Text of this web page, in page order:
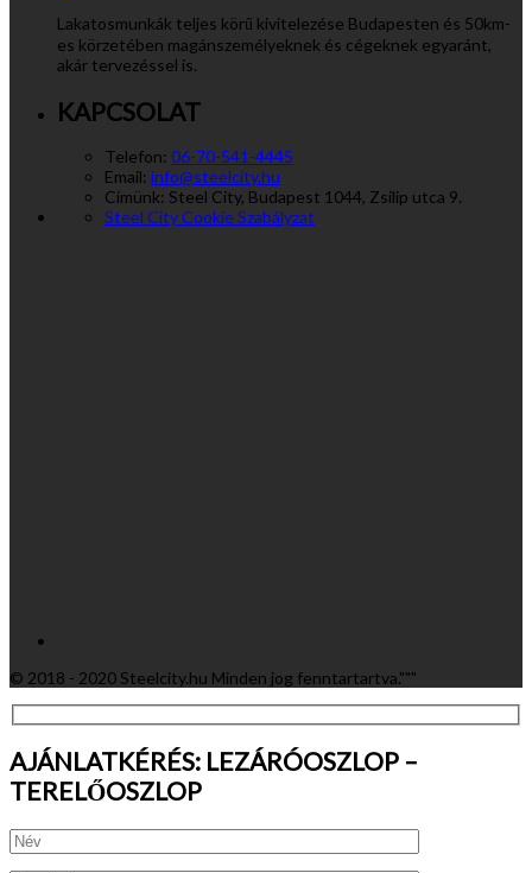
Lakatosmunkák teljes körű kivitelezése Budapesten és 50km-
es körzetében magánszemélyeknek és cégeknek egyaránt,
akár tervezéssel is.
KAPCSOLAT
Telefon: 06-70-541-4445
Email: info@steelcity.hu
Címünk: Steel City, Budapest 1044, Zsilip utca 9.
Steel City Cookie Szabályzat
© 2018 - 2020 Steelcity.hu Minden jog fenntartartva."""
AJÁNLATKÉRÉS: LEZÁRÓOSZLOP –
TERELŐOSZLOP